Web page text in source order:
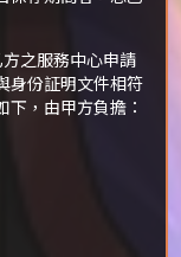
之服務中心申請
身份証明文件相符
，由甲方負擔：